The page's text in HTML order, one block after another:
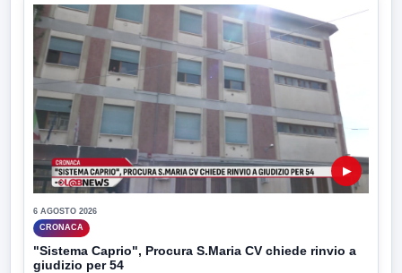
▶
6 AGOSTO 2026
CRONACA
"Sistema Caprio", Procura S.Maria CV chiede rinvio a
giudizio per 54